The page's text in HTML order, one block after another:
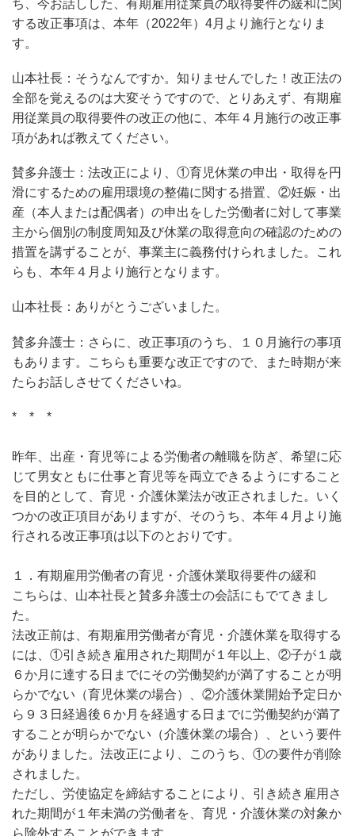
ち、今お話しした、有期雇用従業員の取得要件の緩和に関
する改正事項は、本年（2022年）4月より施行となりま
す。
山本社長：そうなんですか。知りませんでした！改正法の
全部を覚えるのは大変そうですので、とりあえず、有期雇
用従業員の取得要件の改正の他に、本年４月施行の改正事
項があれば教えてください。
賛多弁護士：法改正により、①育児休業の申出・取得を円
滑にするための雇用環境の整備に関する措置、②妊娠・出
産（本人または配偶者）の申出をした労働者に対して事業
主から個別の制度周知及び休業の取得意向の確認のための
措置を講ずることが、事業主に義務付けられました。これ
らも、本年４月より施行となります。
山本社長：ありがとうございました。
賛多弁護士：さらに、改正事項のうち、１０月施行の事項
もあります。こちらも重要な改正ですので、また時期が来
たらお話しさせてくださいね。
* * *
昨年、出産・育児等による労働者の離職を防ぎ、希望に応
じて男女ともに仕事と育児等を両立できるようにすること
を目的として、育児・介護休業法が改正されました。いく
つかの改正項目がありますが、そのうち、本年４月より施
行される改正事項は以下のとおりです。
１．有期雇用労働者の育児・介護休業取得要件の緩和
こちらは、山本社長と賛多弁護士の会話にもでてきまし
た。
法改正前は、有期雇用労働者が育児・介護休業を取得する
には、①引き続き雇用された期間が１年以上、②子が１歳
６か月に達する日までにその労働契約が満了することが明
らかでない（育児休業の場合）、②介護休業開始予定日か
ら９３日経過後６か月を経過する日までに労働契約が満了
することが明らかでない（介護休業の場合）、という要件
がありました。法改正により、このうち、①の要件が削除
されました。
ただし、労使協定を締結することにより、引き続き雇用さ
れた期間が１年未満の労働者を、育児・介護休業の対象か
ら除外することができます。